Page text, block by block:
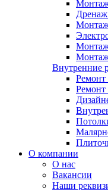
Монтаж
Дренаж
Внутренние
Ремонт
Ремонт
О компании
О нас
Вакансии
Наши